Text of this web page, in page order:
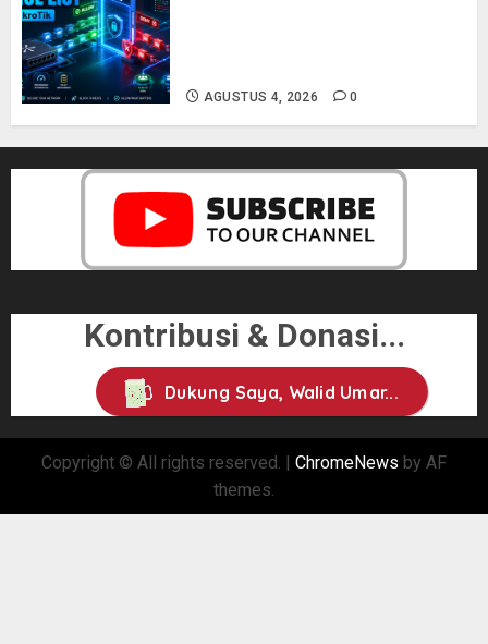
AGUSTUS 4, 2026 0
Kontribusi & Donasi...
Dukung Saya, Walid Umar...
Copyright © All rights reserved. | ChromeNews by AF
themes.